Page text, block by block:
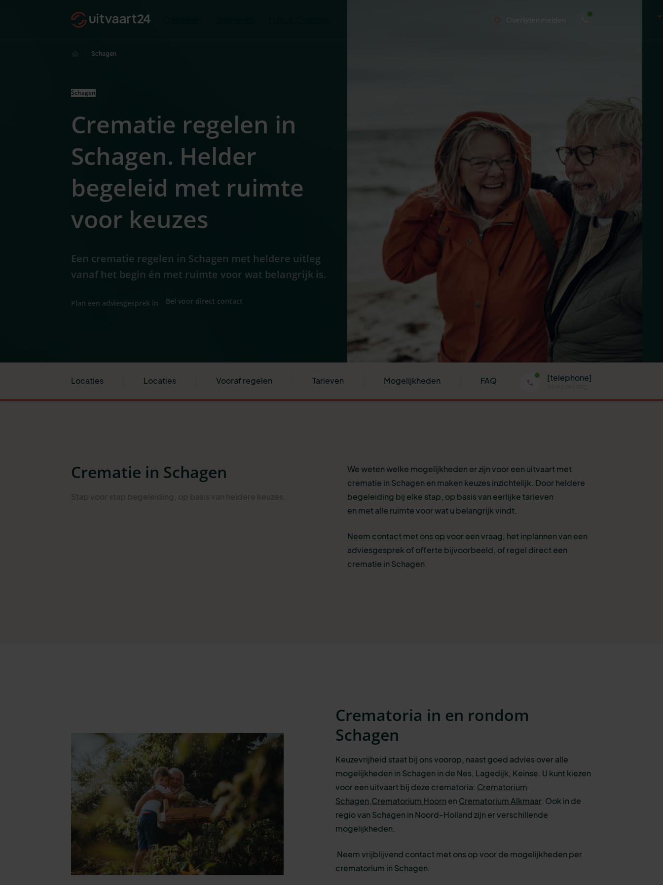
Schagen
Schagen
Crematie regelen in
Schagen. Helder
begeleid met ruimte
voor keuzes
Een crematie regelen in Schagen met heldere uitleg
vanaf het begin én met ruimte voor wat belangrijk is.
Plan een adviesgesprek in Bel voor direct contact
Locaties Locaties Vooraf regelen Tarieven Mogelijkheden FAQ [telephone]
Crematie in Schagen
We weten welke mogelijkheden er zijn voor een uitvaart met
crematie in Schagen en maken keuzes inzichtelijk. Door heldere
begeleiding bij elke stap, op basis van eerlijke tarieven
en met alle ruimte voor wat u belangrijk vindt.
Neem contact met ons opvoor een vraag, het inplannen van een
adviesgesprek of offerte bijvoorbeeld, ofregel direct een
crematie in Schagen.
Crematoria in en rondom
Schagen
Keuzevrijheid staat bij ons voorop, naast goed advies over alle
mogelijkheden in Schagen in de Nes, Lagedijk, Keinse. U kunt kiezen
voor een uitvaart bij deze crematoria: Crematorium
Schagen,Crematorium Hoorn en Crematorium Alkmaar. Ook in de
regio van Schagen in Noord-Holland zijn er verschillende
mogelijkheden.
Neem vrijblijvend contact met ons op voor de mogelijkheden per
crematorium in Schagen.